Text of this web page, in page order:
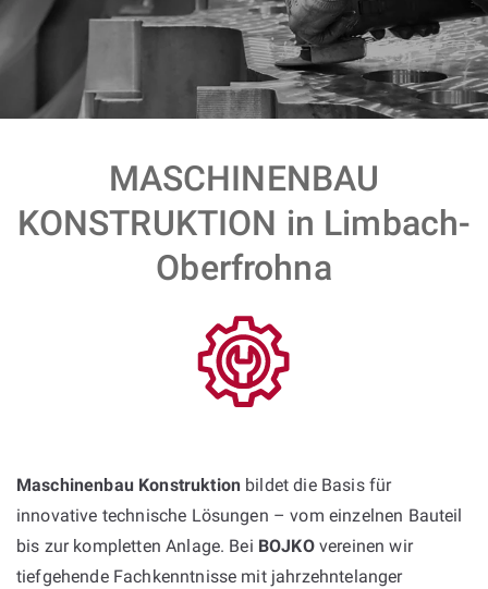
MASCHINENBAU
KONSTRUKTION in Limbach-
Oberfrohna
Maschinenbau Konstruktion bildet die Basis für
innovative technische Lösungen – vom einzelnen Bauteil
bis zur kompletten Anlage. Bei BOJKOvereinen wir
tiefgehende Fachkenntnisse mit jahrzehntelanger